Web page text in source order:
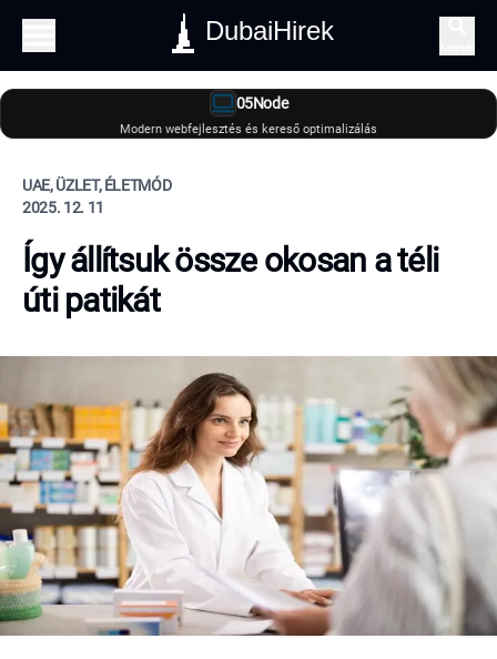
DubaiHirek
05Node
Modern webfejlesztés és kereső optimalizálás
UAE, ÜZLET, ÉLETMÓD
2025. 12. 11
Így állítsuk össze okosan a téli
úti patikát